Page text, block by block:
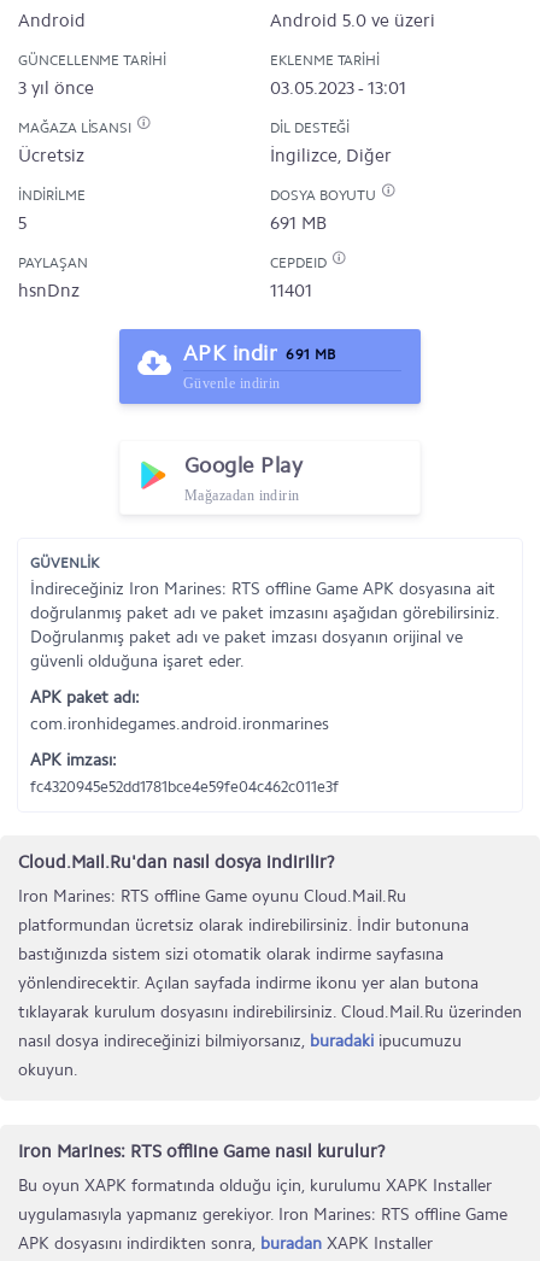
Android Android 5.0 ve üzeri
GÜNCELLENME TARIHI
3 yıl önce
EKLENME TARIHI
03.05.2023 - 13:01
MAĞAZA LISANSI
Ücretsiz
DIL DESTEĞI
İngilizce, Diğer
İNDIRILME
5
DOSYA BOYUTU
691 MB
PAYLAŞAN
hsnDnz
CEPDEID
11401
APK indir 691 MB
Güvenle indirin
Google Play
Mağazadan indirin
GÜVENLİK
İndireceğiniz Iron Marines: RTS offline Game APK dosyasına ait
doğrulanmış paket adı ve paket imzasını aşağıdan görebilirsiniz.
Doğrulanmış paket adı ve paket imzası dosyanın orijinal ve
güvenli olduğuna işaret eder.
APK paket adı:
com.ironhidegames.android.ironmarines
APK imzası:
fc4320945e52dd1781bce4e59fe04c462c011e3f
Cloud.Mail.Ru'dan nasıl dosya indirilir?
Iron Marines: RTS offline Game oyunu Cloud.Mail.Ru
platformundan ücretsiz olarak indirebilirsiniz. İndir butonuna
bastığınızda sistem sizi otomatik olarak indirme sayfasına
yönlendirecektir. Açılan sayfada indirme ikonu yer alan butona
tıklayarak kurulum dosyasını indirebilirsiniz. Cloud.Mail.Ru üzerinden
nasıl dosya indireceğinizi bilmiyorsanız, buradaki ipucumuzu
okuyun.
Iron Marines: RTS offline Game nasıl kurulur?
Bu oyun XAPK formatında olduğu için, kurulumu XAPK Installer
uygulamasıyla yapmanız gerekiyor. Iron Marines: RTS offline Game
APK dosyasını indirdikten sonra, buradan XAPK Installer